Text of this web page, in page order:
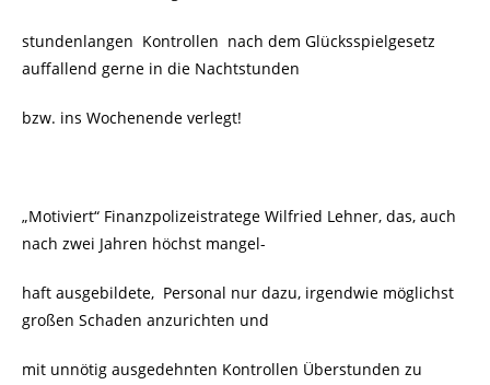
stundenlangen Kontrollen nach dem Glücksspielgesetz
auffallend gerne in die Nachtstunden
bzw. ins Wochenende verlegt!
„Motiviert“ Finanzpolizeistratege Wilfried Lehner, das, auch
nach zwei Jahren höchst mangel-
haft ausgebildete, Personal nur dazu, irgendwie möglichst
großen Schaden anzurichten und
mit unnötig ausgedehnten Kontrollen Überstunden zu